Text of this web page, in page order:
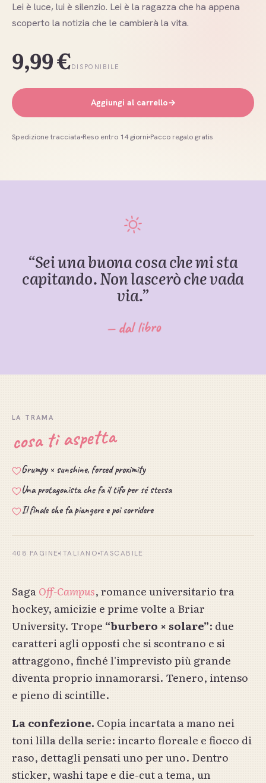
Lei è luce, lui è silenzio. Lei è la ragazza che ha appena
scoperto la notizia che le cambierà la vita.
9,99 €DISPONIBILE
Aggiungi al carrello→
Spedizione tracciata Reso entro 14 giorni Pacco regalo gratis
“Sei una buona cosa che mi sta
capitando. Non lascerò che vada
via.”
— dal libro
LA TRAMA
cosa ti aspetta
Grumpy × sunshine, forced proximity
Una protagonista che fa il tifo per sé stessa
Il finale che fa piangere e poi sorridere
408 PAGINE ITALIANO TASCABILE
Saga Off-Campus, romance universitario tra
hockey, amicizie e prime volte a Briar
University. Trope “burbero × solare”: due
caratteri agli opposti che si scontrano e si
attraggono, finché l'imprevisto più grande
diventa proprio innamorarsi. Tenero, intenso
e pieno di scintille.
La confezione. Copia incartata a mano nei
toni lilla della serie: incarto floreale e fiocco di
raso, dettagli pensati uno per uno. Dentro
sticker, washi tape e die-cut a tema, un